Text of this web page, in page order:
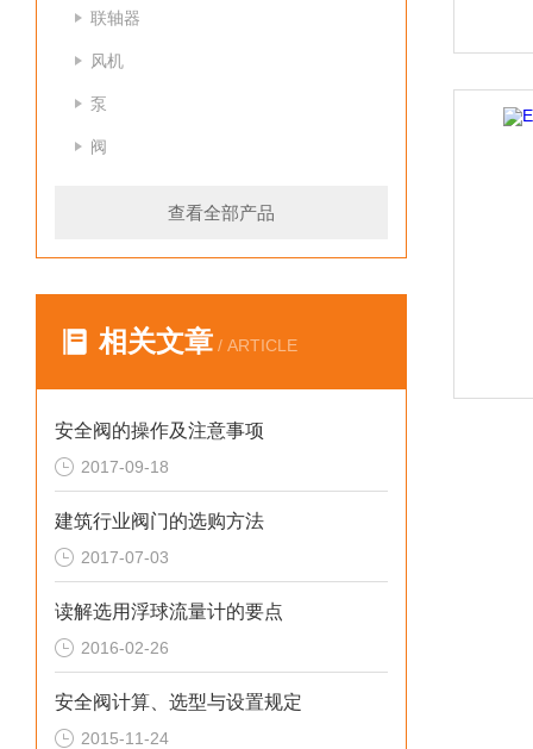
联轴器
风机
泵
阀
查看全部产品
相关文章 / ARTICLE
安全阀的操作及注意事项
2017-09-18
建筑行业阀门的选购方法
2017-07-03
读解选用浮球流量计的要点
2016-02-26
安全阀计算、选型与设置规定
2015-11-24